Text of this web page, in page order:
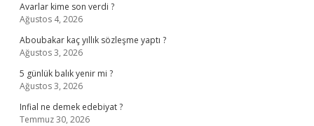
Avarlar kime son verdi ?
Ağustos 4, 2026
Aboubakar kaç yıllık sözleşme yaptı ?
Ağustos 3, 2026
5 günlük balık yenir mi ?
Ağustos 3, 2026
Infial ne demek edebiyat ?
Temmuz 30, 2026